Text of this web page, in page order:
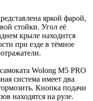
яркой фарой,
стойки. Угол её
крыле находится
при езде в тёмное
Wolong M5 PRO
система имеет два
Кнопка подачи
находятся на руле.